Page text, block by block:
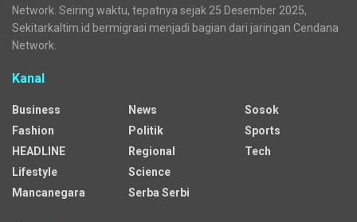
Network. Seiring waktu, tepatnya sejak 25 Desember 2025,
Sekitarkaltim.id bermigrasi menjadi bagian dari jaringan Cendana
Network.
Kanal
Business
Fashion
HEADLINE
Lifestyle
Mancanegara
News
Politik
Regional
Science
Serba Serbi
Sosok
Sports
Tech